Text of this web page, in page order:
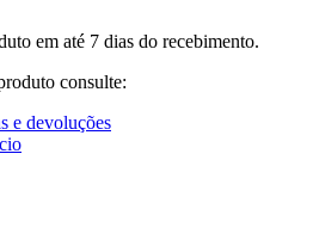
em até 7 dias do recebimento.
consulte:
e devoluções